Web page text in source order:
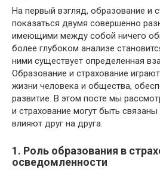
На первый взгляд, образование и
показаться двумя совершенно
имеющими между собой ничего
более глубоком анализе
ними существует определенная
Образование и страхование
жизни человека и общества,
развитие. В этом посте мы
и страхование могут быть
влияют друг на друга.
1. Роль образования в
осведомленности